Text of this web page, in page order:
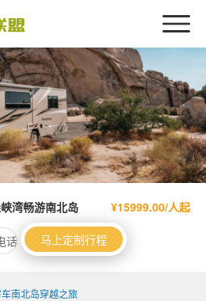
湾畅游南北岛 ¥15999.00/人起
马上定制行程
南北岛穿越之旅